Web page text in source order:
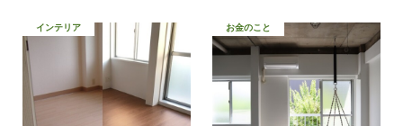
インテリア お金のこと